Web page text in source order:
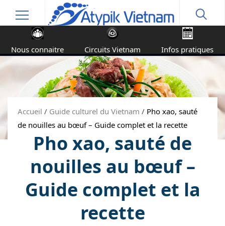
Nous connaitre Circuits Vietnam Infos pratiques
Accueil / Guide culturel du Vietnam / Pho xao, sauté
de nouilles au bœuf – Guide complet et la recette
Pho xao, sauté de
nouilles au bœuf –
Guide complet et la
recette